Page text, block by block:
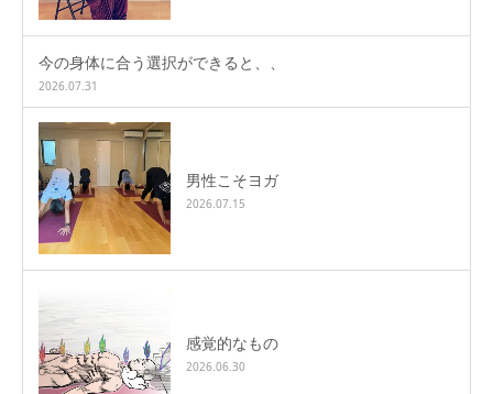
今の身体に合う選択ができると、、
2026.07.31
男性こそヨガ
2026.07.15
感覚的なもの
2026.06.30